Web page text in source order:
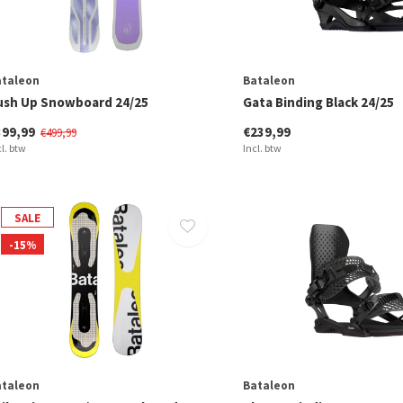
Up Snowboard 24/25
€499,99
btw
Bataleon
Gata Binding Black 24/25
€239,99
Incl. btw
SALE
-15%
Bataleon